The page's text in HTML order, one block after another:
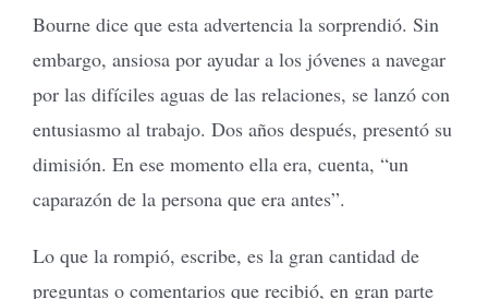
Bourne dice que esta advertencia la sorprendió. Sin
embargo, ansiosa por ayudar a los jóvenes a navegar
por las difíciles aguas de las relaciones, se lanzó con
entusiasmo al trabajo. Dos años después, presentó su
dimisión. En ese momento ella era, cuenta, “un
caparazón de la persona que era antes”.
Lo que la rompió, escribe, es la gran cantidad de
preguntas o comentarios que recibió, en gran parte